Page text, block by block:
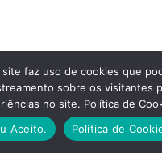
faz uso de cookies que
sobre os visitantes
no site. Política de
Aceito.
Política de